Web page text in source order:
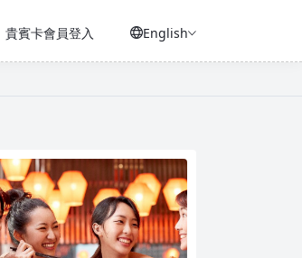
貴賓卡會員登入 English